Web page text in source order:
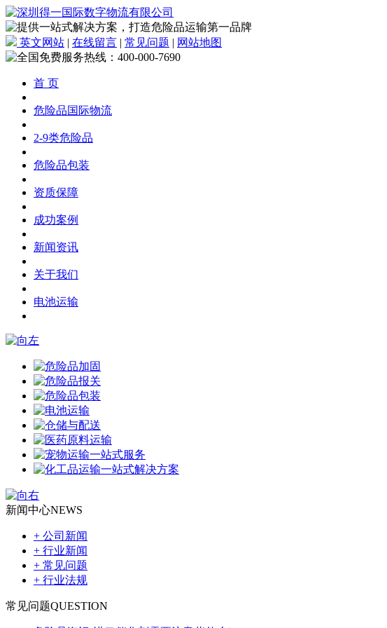
英文网站 | 在线留言 | 常见问题 | 网站地图
首 页
危险品国际物流
2-9类危险品
危险品包装
资质保障
成功案例
新闻资讯
关于我们
电池运输
新闻中心NEWS
+ 公司新闻
+ 行业新闻
+ 常见问题
+ 行业法规
常见问题QUESTION